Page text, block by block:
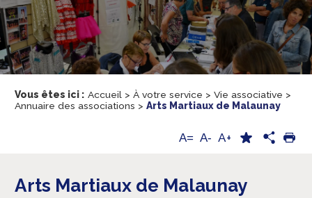
Vous êtes ici : Accueil > À votre service > Vie associative >
Annuaire des associations > Arts Martiaux de Malaunay
A= A- A+
Arts Martiaux de Malaunay